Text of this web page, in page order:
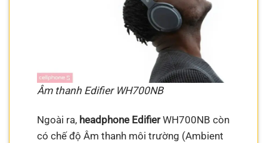
Âm thanh Edifier WH700NB
Ngoài ra, headphone EdifierWH700NB còn
có chế độ Âm thanh môi trường (Ambient